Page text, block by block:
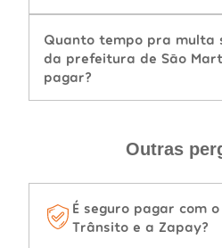
Quanto tempo pra multa
da prefeitura de São
pagar?
Outras
É seguro pagar com
Trânsito e a Zapay?